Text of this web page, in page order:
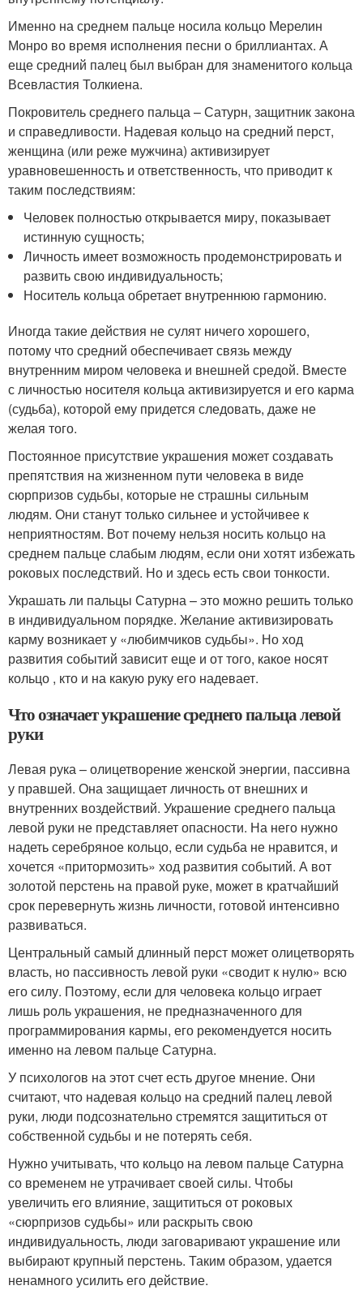
Именно на среднем пальце носила кольцо Мерелин
Монро во время исполнения песни о бриллиантах. А
еще средний палец был выбран для знаменитого кольца
Всевластия Толкиена.
Покровитель среднего пальца – Сатурн, защитник закона
и справедливости. Надевая кольцо на средний перст,
женщина (или реже мужчина) активизирует
уравновешенность и ответственность, что приводит к
таким последствиям:
Человек полностью открывается миру, показывает
истинную сущность;
Личность имеет возможность продемонстрировать и
развить свою индивидуальность;
Носитель кольца обретает внутреннюю гармонию.
Иногда такие действия не сулят ничего хорошего,
потому что средний обеспечивает связь между
внутренним миром человека и внешней средой. Вместе
с личностью носителя кольца активизируется и его карма
(судьба), которой ему придется следовать, даже не
желая того.
Постоянное присутствие украшения может создавать
препятствия на жизненном пути человека в виде
сюрпризов судьбы, которые не страшны сильным
людям. Они станут только сильнее и устойчивее к
неприятностям. Вот почему нельзя носить кольцо на
среднем пальце слабым людям, если они хотят избежать
роковых последствий. Но и здесь есть свои тонкости.
Украшать ли пальцы Сатурна – это можно решить только
в индивидуальном порядке. Желание активизировать
карму возникает у «любимчиков судьбы». Но ход
развития событий зависит еще и от того, какое носят
кольцо , кто и на какую руку его надевает.
Что означает украшение среднего пальца левой
руки
Левая рука – олицетворение женской энергии, пассивна
у правшей. Она защищает личность от внешних и
внутренних воздействий. Украшение среднего пальца
левой руки не представляет опасности. На него нужно
надеть серебряное кольцо, если судьба не нравится, и
хочется «притормозить» ход развития событий. А вот
золотой перстень на правой руке, может в кратчайший
срок перевернуть жизнь личности, готовой интенсивно
развиваться.
Центральный самый длинный перст может олицетворять
власть, но пассивность левой руки «сводит к нулю» всю
его силу. Поэтому, если для человека кольцо играет
лишь роль украшения, не предназначенного для
программирования кармы, его рекомендуется носить
именно на левом пальце Сатурна.
У психологов на этот счет есть другое мнение. Они
считают, что надевая кольцо на средний палец левой
руки, люди подсознательно стремятся защититься от
собственной судьбы и не потерять себя.
Нужно учитывать, что кольцо на левом пальце Сатурна
со временем не утрачивает своей силы. Чтобы
увеличить его влияние, защититься от роковых
«сюрпризов судьбы» или раскрыть свою
индивидуальность, люди заговаривают украшение или
выбирают крупный перстень. Таким образом, удается
ненамного усилить его действие.